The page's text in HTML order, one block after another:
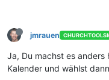
jmrauen
Ja, Du machst es anders
Kalender und wählst